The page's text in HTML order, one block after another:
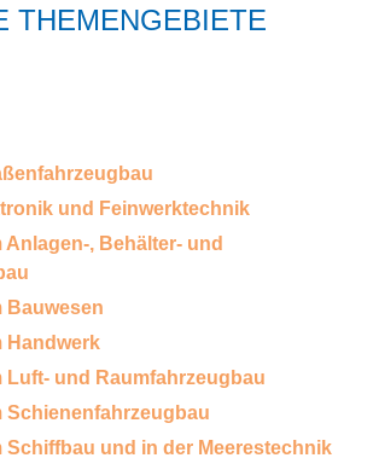
THEMENGEBIETE
und Feinwerktechnik
, Behälter- und
Bauwesen
Handwerk
Luft- und Raumfahrzeugbau
Schienenfahrzeugbau
Schiffbau und in der Meerestechnik